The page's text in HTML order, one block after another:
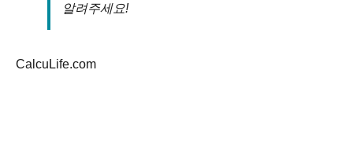
알려주세요!
CalcuLife.com